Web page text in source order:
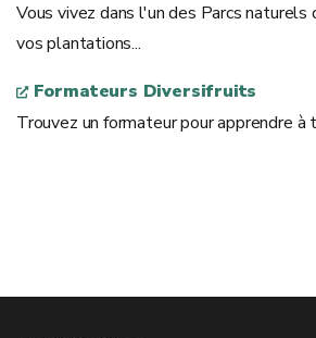
Vous vivez dans l'un des Parcs
vos plantations...
Formateurs Diversifruits
Trouvez un formateur pour apprendre à